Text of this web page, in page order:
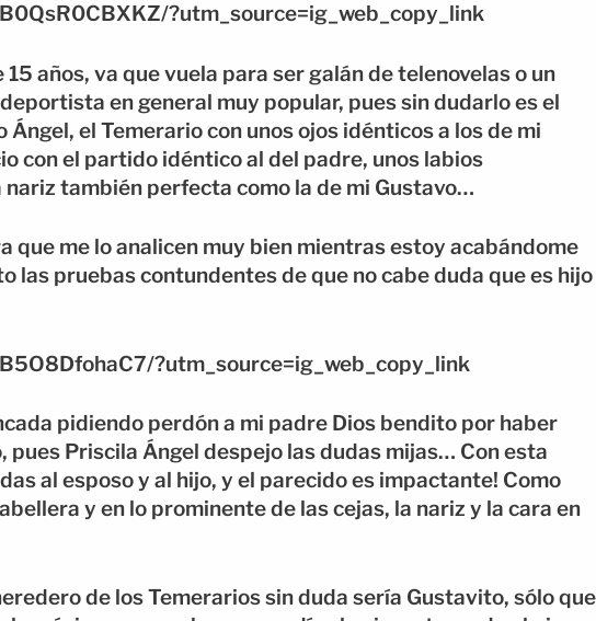
?utm_source=ig_web_copy_link
años, va que vuela para ser galán de telenovelas o un
en general muy popular, pues sin dudarlo es el
el Temerario con unos ojos idénticos a los de mi
con el partido idéntico al del padre, unos labios
también perfecta como la de mi Gustavo…
que me lo analicen muy bien mientras estoy acabándome
las pruebas contundentes de que no cabe duda que es hijo
?utm_source=ig_web_copy_link
pidiendo perdón a mi padre Dios bendito por haber
Priscila Ángel despejo las dudas mijas… Con esta
al esposo y al hijo, y el parecido es impactante! Como
y en lo prominente de las cejas, la nariz y la cara en
de los Temerarios sin duda sería Gustavito, sólo que